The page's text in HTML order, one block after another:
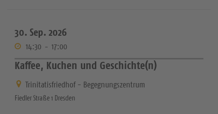
30. Sep. 2026
14:30 - 17:00
Kaffee, Kuchen und Geschichte(n)
Trinitatisfriedhof - Begegnungszentrum
Fiedler Straße 1 Dresden